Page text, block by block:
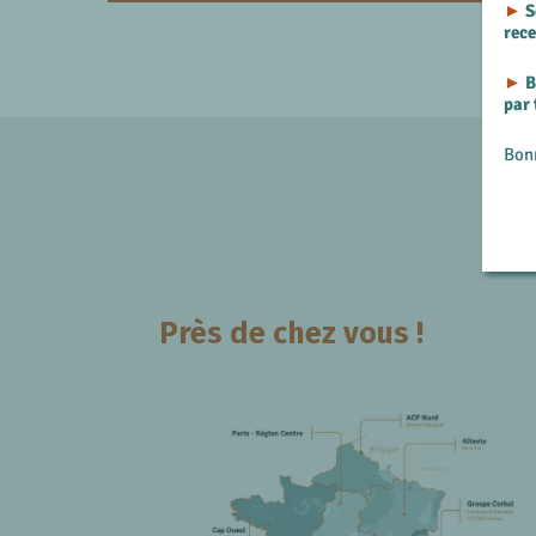
Près de chez vous !
►
►
par